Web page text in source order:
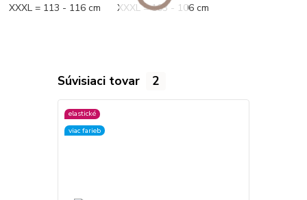
XXXL = 113 - 116 cm XXXL = 103 - 106 cm
Súvisiaci tovar 2
elastické
viac farieb